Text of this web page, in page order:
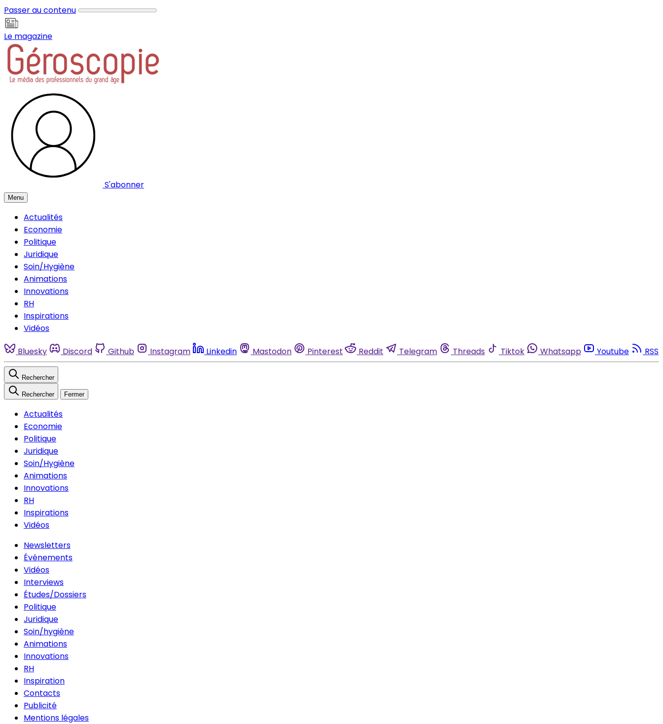
Passer au contenu
Le magazine
S'abonner
Menu
Actualités
Economie
Politique
Juridique
Soin/Hygiène
Animations
Innovations
RH
Inspirations
Vidéos
Bluesky Discord Github Instagram Linkedin Mastodon Pinterest Reddit Telegram Threads Tiktok Whatsapp Youtube RSS
Rechercher
Rechercher Fermer
Actualités
Economie
Politique
Juridique
Soin/Hygiène
Animations
Innovations
RH
Inspirations
Vidéos
Newsletters
Événements
Vidéos
Interviews
Études/Dossiers
Politique
Juridique
Soin/hygiène
Animations
Innovations
RH
Inspiration
Contacts
Publicité
Mentions légales
Panneau de gestion des cookies